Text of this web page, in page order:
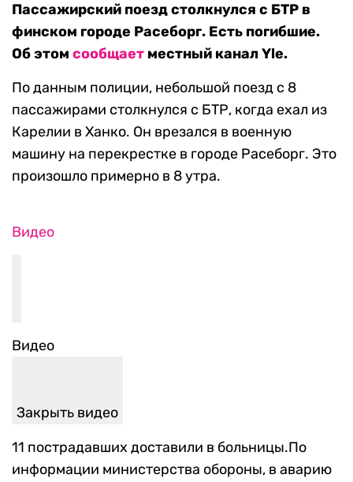
Пассажирский поезд столкнулся с БТР в
финском городе Расеборг. Есть погибшие.
Об этом сообщает местный канал Yle.
По данным полиции, небольшой поезд с 8
пассажирами столкнулся с БТР, когда ехал из
Карелии в Ханко. Он врезался в военную
машину на перекрестке в городе Расеборг. Это
произошло примерно в 8 утра.
Видео
Видео
Закрыть видео
11 пострадавших доставили в больницы.По
информации министерства обороны, в аварию